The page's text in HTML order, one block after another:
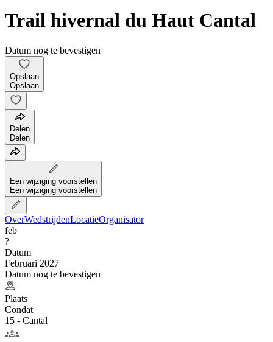
Trail hivernal du Haut Cantal
Datum nog te bevestigen
Opslaan
Opslaan
Delen
Delen
Een wijziging voorstellen
Een wijziging voorstellen
OverWedstrijdenLocatieOrganisator
feb
?
Datum
Februari 2027
Datum nog te bevestigen
Plaats
Condat
15 - Cantal